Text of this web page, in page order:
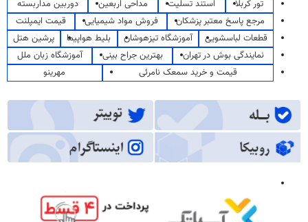
تور کربلا
استند تسلیت مداحی اربعین
دوربین مداربسته
مرجع پاسخ معتبر پزشکان
فروش مواد شیمیایی
قیمت ایمپلنت
قطعات لباسشویی
آموزشگاه تیزهوشان بلیط هواپیما
پرشین هتل
نمایندگی بوش در تهران
بهترین جراح بینی
آموزشگاه زبان ملل
قیمت و خرید سمعک نامرئی
مهرینو